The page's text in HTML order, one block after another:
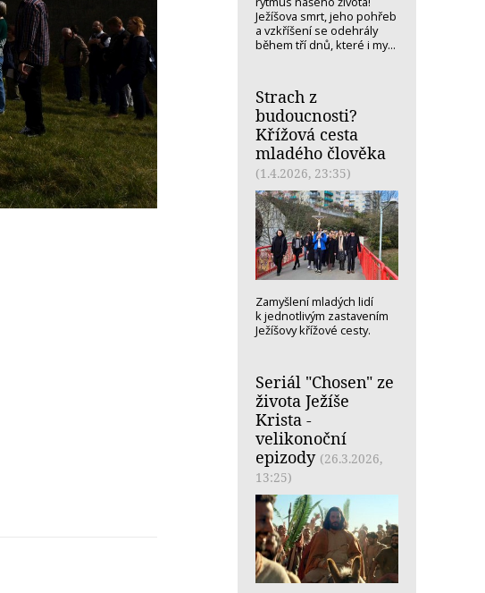
Ježíšova smrt, jeho pohřeb
a vzkříšení se odehrály
během tří dnů, které i my...
Strach z
budoucnosti?
Křížová cesta
mladého člověka
(1.4.2026, 23:35)
Zamyšlení mladých lidí
k jednotlivým zastavením
Ježíšovy křížové cesty.
Seriál "Chosen" ze
života Ježíše
Krista -
velikonoční
epizody (26.3.2026,
13:25)